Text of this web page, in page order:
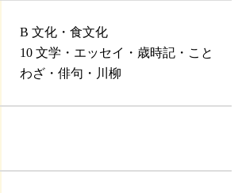
B 文化・食文化
10 文学・エッセイ・歳時記・こと
わざ・俳句・川柳